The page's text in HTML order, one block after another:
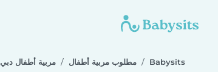
Babysits مطلوب مربية أطفال مربية أطفال دبي